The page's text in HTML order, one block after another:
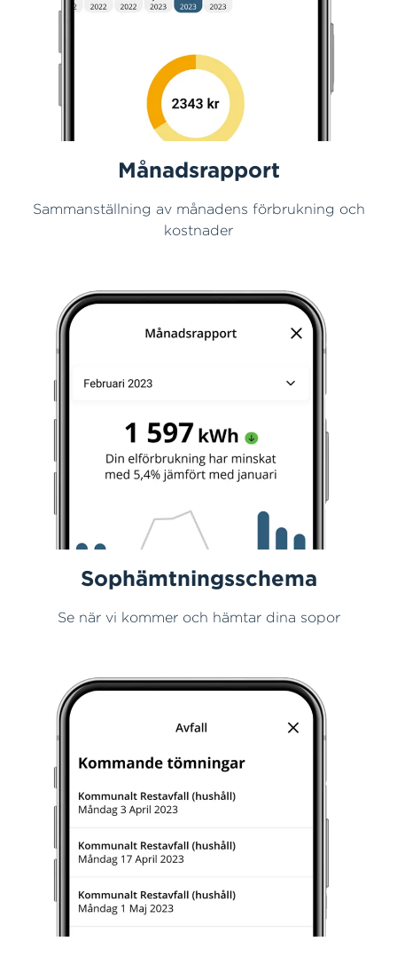
Månadsrapport
Sammanställning av månadens förbrukning och
kostnader
Sophämtningsschema
Se när vi kommer och hämtar dina sopor